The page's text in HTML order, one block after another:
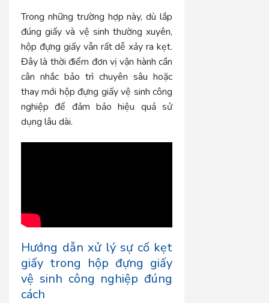
Trong những trường hợp này, dù lắp
đúng giấy và vệ sinh thường xuyên,
hộp đựng giấy vẫn rất dễ xảy ra kẹt.
Đây là thời điểm đơn vị vận hành cần
cân nhắc bảo trì chuyên sâu hoặc
thay mới hộp đựng giấy vệ sinh công
nghiệp để đảm bảo hiệu quả sử
dụng lâu dài.
Hướng dẫn xử lý sự cố kẹt
giấy trong hộp đựng giấy
vệ sinh công nghiệp đúng
cách